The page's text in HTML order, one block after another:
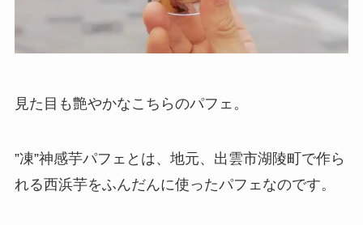
見た目も艶やかなこちらのパフェ。
”凍”神感芋パフェとは、地元、出雲市湖陵町で作ら
れる西浜芋をふんだんに使ったパフェなのです。